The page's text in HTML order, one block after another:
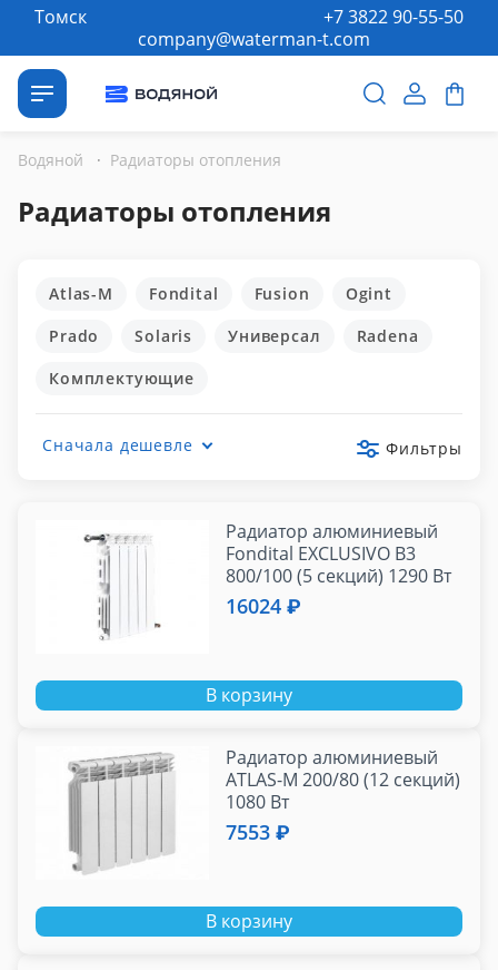
Томск
company@waterman-t.com
+7 3822 90-55-50
Водяной · Радиаторы отопления
Радиаторы отопления
Atlas-M Fondital Fusion
Ogint
Prado
Solaris Универсал
Radena
Комплектующие
Сначала дешевле Фильтры
Радиатор алюминиевый
Fondital EXCLUSIVO B3
800/100 (5 секций) 1290 Вт
16024 ₽
В корзину
Радиатор алюминиевый
ATLAS-M 200/80 (12 секций)
1080 Вт
7553 ₽
В корзину